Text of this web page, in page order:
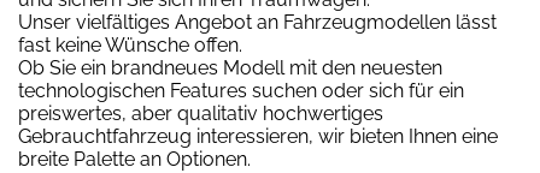
Unser vielfältiges Angebot an Fahrzeugmodellen lässt
fast keine Wünsche offen.
Ob Sie ein brandneues Modell mit den neuesten
technologischen Features suchen oder sich für ein
preiswertes, aber qualitativ hochwertiges
Gebrauchtfahrzeug interessieren, wir bieten Ihnen eine
breite Palette an Optionen.